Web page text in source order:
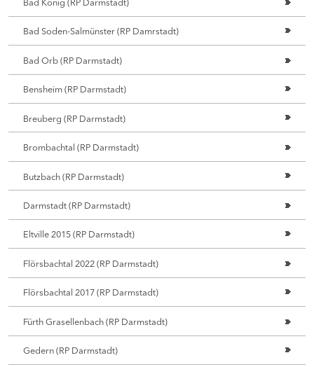
Bad Soden-Salmünster (RP Damrstadt)
Bad Orb (RP Darmstadt)
Bensheim (RP Darmstadt)
Breuberg (RP Darmstadt)
Brombachtal (RP Darmstadt)
Butzbach (RP Darmstadt)
Darmstadt (RP Darmstadt)
Eltville 2015 (RP Darmstadt)
Flörsbachtal 2022 (RP Darmstadt)
Flörsbachtal 2017 (RP Darmstadt)
Fürth Grasellenbach (RP Darmstadt)
Gedern (RP Darmstadt)